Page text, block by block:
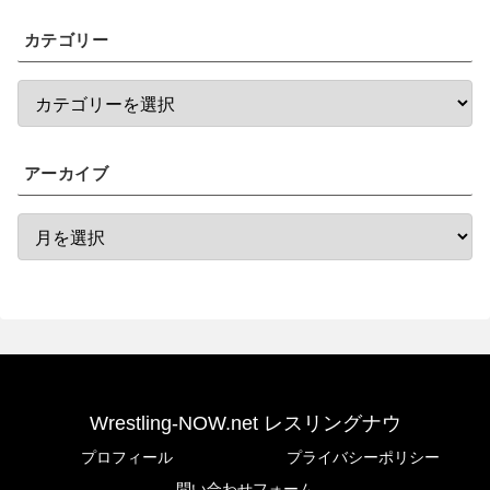
カテゴリー
アーカイブ
Wrestling-NOW.net レスリングナウ
プロフィール
プライバシーポリシー